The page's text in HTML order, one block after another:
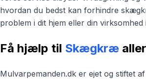
hvordan du bedst kan forhindre
problem i dit hjem eller din virksomhed
Få hjælp til Skægkræ
Mulvarpemanden.dk er ejet og stiftet